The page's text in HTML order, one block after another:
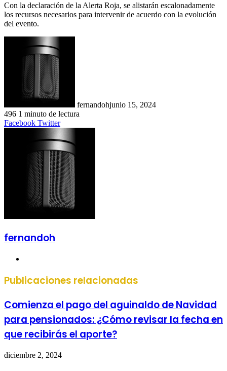
Con la declaración de la Alerta Roja, se alistarán escalonadamente
los recursos necesarios para intervenir de acuerdo con la evolución
del evento.
fernandohjunio 15, 2024
496 1 minuto de lectura
Facebook TwitterLinkedIn
Tumblr
Pinterest
Reddit
VKontakte
Compartir
correo
electrónico
Imprimir
fernandoh
Publicaciones relacionadas
Comienza el pago del aguinaldo de Navidad
para pensionados: ¿Cómo revisar la fecha en
que recibirás el aporte?
diciembre 2, 2024